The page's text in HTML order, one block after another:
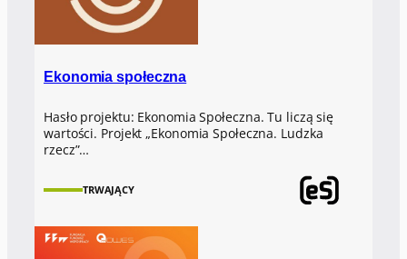
Ekonomia społeczna
Hasło projektu: Ekonomia Społeczna. Tu liczą się
wartości. Projekt „Ekonomia Społeczna. Ludzka
rzecz”…
TRWAJĄCY